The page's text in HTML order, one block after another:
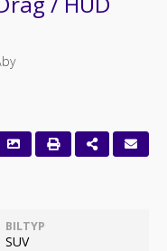
BILTYP
SUV